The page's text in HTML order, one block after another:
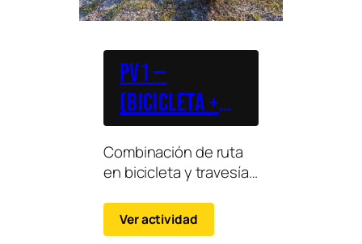
PV1 —
(Bicicleta +
Piragua)
Combinación de ruta
en bicicleta y travesía
disfrutar de tierra y
agua en una misma
Ver actividad